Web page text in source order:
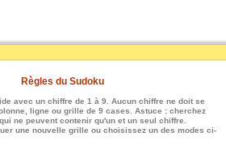
Règles du Sudoku
avec un chiffre de 1 à 9. Aucun chiffre ne doit se
ligne ou grille de 9 cases. Astuce : cherchez
ne peuvent contenir qu'un et un seul chiffre.
une nouvelle grille ou choisissez un des modes ci-